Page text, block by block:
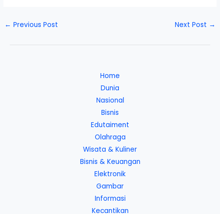
← Previous Post Next Post →
Home
Dunia
Nasional
Bisnis
Edutaiment
Olahraga
Wisata & Kuliner
Bisnis & Keuangan
Elektronik
Gambar
Informasi
Kecantikan